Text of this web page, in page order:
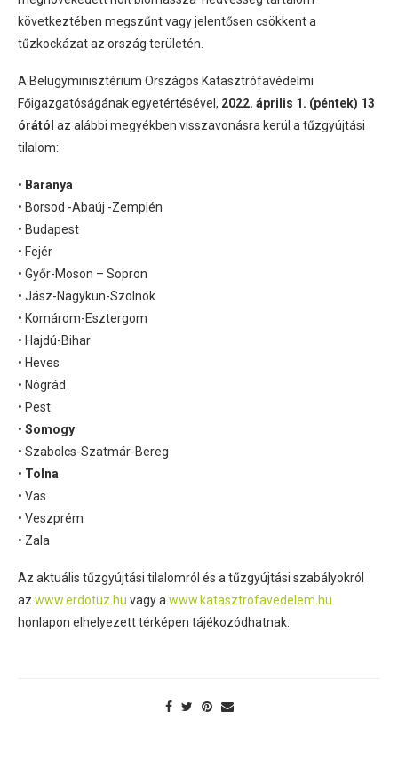
következtében megszűnt vagy jelentősen csökkent a
tűzkockázat az ország területén.
A Belügyminisztérium Országos Katasztrófavédelmi
Főigazgatóságának egyetértésével, 2022. április 1. (péntek) 13
órától az alábbi megyékben visszavonásra kerül a tűzgyújtási
tilalom:
• Baranya
• Borsod -Abaúj -Zemplén
• Budapest
• Fejér
• Győr-Moson – Sopron
• Jász-Nagykun-Szolnok
• Komárom-Esztergom
• Hajdú-Bihar
• Heves
• Nógrád
• Pest
• Somogy
• Szabolcs-Szatmár-Bereg
• Tolna
• Vas
• Veszprém
• Zala
Az aktuális tűzgyújtási tilalomról és a tűzgyújtási szabályokról
az www.erdotuz.hu vagy awww.katasztrofavedelem.hu
honlapon elhelyezett térképen tájékozódhatnak.